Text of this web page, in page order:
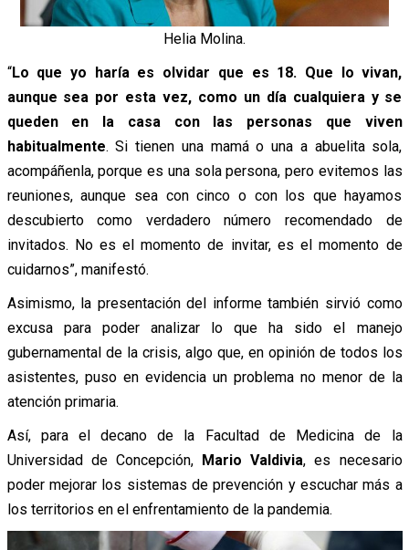
Helia Molina.
“Lo que yo haría es olvidar que es 18. Que lo vivan,
aunque sea por esta vez, como un día cualquiera y se
queden en la casa con las personas que viven
habitualmente. Si tienen una mamá o una a abuelita sola,
acompáñenla, porque es una sola persona, pero evitemos las
reuniones, aunque sea con cinco o con los que hayamos
descubierto como verdadero número recomendado de
invitados. No es el momento de invitar, es el momento de
cuidarnos”, manifestó.
Asimismo, la presentación del informe también sirvió como
excusa para poder analizar lo que ha sido el manejo
gubernamental de la crisis, algo que, en opinión de todos los
asistentes, puso en evidencia un problema no menor de la
atención primaria.
Así, para el decano de la Facultad de Medicina de la
Universidad de Concepción, Mario Valdivia, es necesario
poder mejorar los sistemas de prevención y escuchar más a
los territorios en el enfrentamiento de la pandemia.